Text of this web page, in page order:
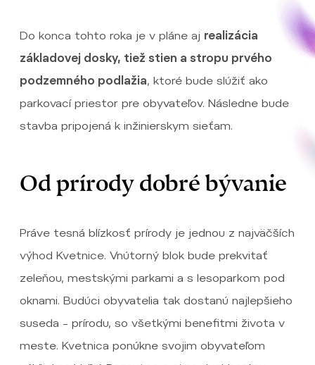
Do konca tohto roka je v pláne aj realizácia
základovej dosky, tiež stien a stropu prvého
podzemného podlažia, ktoré bude slúžiť ako
parkovací priestor pre obyvateľov. Následne bude
stavba pripojená k inžinierskym sieťam.
Od prírody dobré bývanie
Práve tesná blízkosť prírody je jednou z najväčších
výhod Kvetnice. Vnútorný blok bude prekvitať
zeleňou, mestskými parkami a s lesoparkom pod
oknami. Budúci obyvatelia tak dostanú najlepšieho
suseda – prírodu, so všetkými benefitmi života v
meste. Kvetnica ponúkne svojim obyvateľom